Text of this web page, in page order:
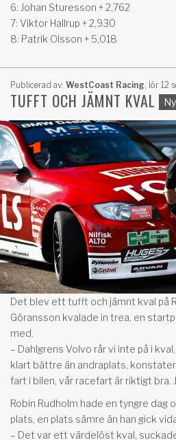
6: Johan Sturesson + 2,762
7: Viktor Hallrup + 2,930
8: Patrik Olsson + 5,018
Publicerad av: WestCoast Racing lör 12
TUFFT OCH JÄMNT KVAL
Det blev ett tufft och jämnt kval på
Göransson kvalade in trea, en
med.
– Dahlgrens Volvo rår vi inte på i
klart bättre än andraplats,
fart i bilen, vår racefart är riktigt bra.
Robin Rudholm hade en tyngre dag
plats, en plats sämre än han gick
– Det var ett värdelöst kval,